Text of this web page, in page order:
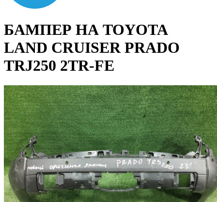
БАМПЕР НА TOYOTA
LAND CRUISER PRADO
TRJ250 2TR-FE